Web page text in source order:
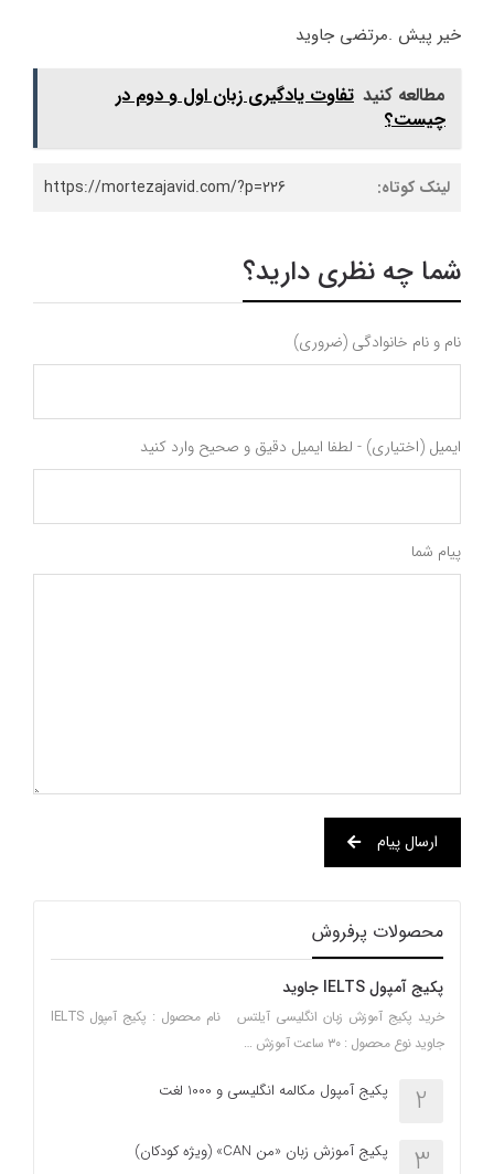
خیر پیش .مرتضی جاوید
مطالعه کنید تفاوت یادگیری زبان اول و دوم در
چیست؟
لینک کوتاه: https://mortezajavid.com/?p=226
شما چه نظری دارید؟
نام و نام خانوادگی (ضروری)
ایمیل (اختیاری) - لطفا ایمیل دقیق و صحیح وارد کنید
پیام شما
ارسال پیام
محصولات پرفروش
پکیج آمپول IELTS جاوید
خرید پکیج آموزش زبان انگلیسی آیلتس نام محصول : پکیج آمپول IELTS
جاوید نوع محصول : ۳۰ ساعت آموزش …
2 پکیج آمپول مکالمه انگلیسی و 1000 لغت
3 پکیج آموزش زبان «من CAN» (ویژه کودکان)